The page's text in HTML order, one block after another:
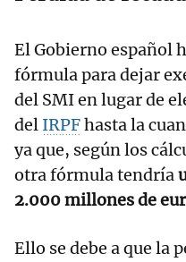
El Gobierno español
fórmula para dejar
del SMI en lugar de
del IRPFhasta la
ya que, según los
otra fórmula tendría
2.000 millones de
Ello se debe a que la